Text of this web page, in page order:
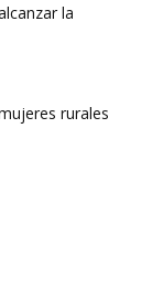
la
rurales